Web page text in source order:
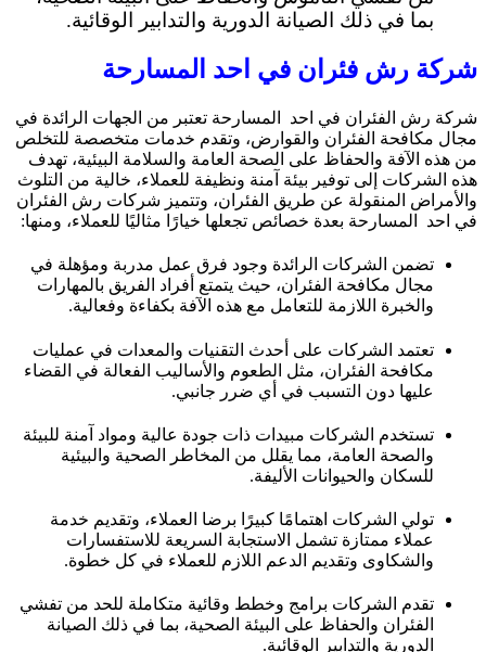
بما في ذلك الصيانة الدورية والتدابير الوقائية.
شركة رش فئران في احد المسارحة
شركة رش الفئران في احد المسارحة تعتبر من الجهات الرائدة في
مجال مكافحة الفئران والقوارض، وتقدم خدمات متخصصة للتخلص
من هذه الآفة والحفاظ على الصحة العامة والسلامة البيئية، تهدف
هذه الشركات إلى توفير بيئة آمنة ونظيفة للعملاء، خالية من التلوث
والأمراض المنقولة عن طريق الفئران، وتتميز شركات رش الفئران
في احد المسارحة بعدة خصائص تجعلها خيارًا مثاليًا للعملاء، ومنها:
تضمن الشركات الرائدة وجود فرق عمل مدربة ومؤهلة في
مجال مكافحة الفئران، حيث يتمتع أفراد الفريق بالمهارات
والخبرة اللازمة للتعامل مع هذه الآفة بكفاءة وفعالية.
تعتمد الشركات على أحدث التقنيات والمعدات في عمليات
مكافحة الفئران، مثل الطعوم والأساليب الفعالة في القضاء
عليها دون التسبب في أي ضرر جانبي.
تستخدم الشركات مبيدات ذات جودة عالية ومواد آمنة للبيئة
والصحة العامة، مما يقلل من المخاطر الصحية والبيئية
للسكان والحيوانات الأليفة.
تولي الشركات اهتمامًا كبيرًا برضا العملاء، وتقديم خدمة
عملاء ممتازة تشمل الاستجابة السريعة للاستفسارات
والشكاوى وتقديم الدعم اللازم للعملاء في كل خطوة.
تقدم الشركات برامج وخطط وقائية متكاملة للحد من تفشي
الفئران والحفاظ على البيئة الصحية، بما في ذلك الصيانة
الدورية والتدابير الوقائية.